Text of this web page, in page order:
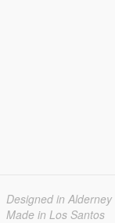
Designed in Alderney
Made in Los Santos